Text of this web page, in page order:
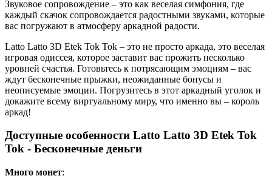
Звуковое сопровождение – это как веселая симфония, где
каждый скачок сопровождается радостными звуками, которые
вас погружают в атмосферу аркадной радости.
Latto Latto 3D Etek Tok Tok – это не просто аркада, это веселая
игровая одиссея, которое заставит вас прожить несколько
уровней счастья. Готовьтесь к потрясающим эмоциям – вас
ждут бесконечные прыжки, неожиданные бонусы и
неописуемые эмоции. Погрузитесь в этот аркадный уголок и
докажите всему виртуальному миру, что именно вы – король
аркад!
Доступные особенности Latto Latto 3D Etek Tok
Tok - Бесконечные деньги
Много монет: